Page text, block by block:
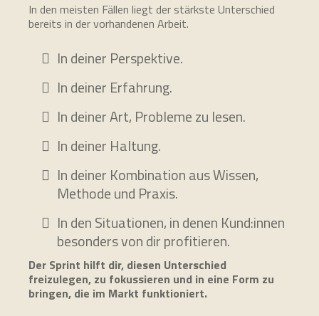
In den meisten Fällen liegt der stärkste Unterschied
bereits in der vorhandenen Arbeit.
In deiner Perspektive.
In deiner Erfahrung.
In deiner Art, Probleme zu lesen.
In deiner Haltung.
In deiner Kombination aus Wissen,
Methode und Praxis.
In den Situationen, in denen Kund:innen
besonders von dir profitieren.
Der Sprint hilft dir, diesen Unterschied
freizulegen, zu fokussieren und in eine Form zu
bringen, die im Markt funktioniert.